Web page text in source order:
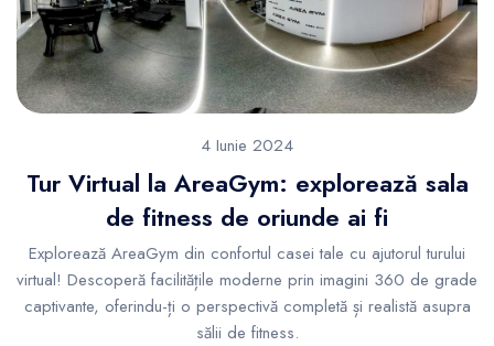
4 Iunie 2024
Tur Virtual la AreaGym: explorează sala
de fitness de oriunde ai fi
Explorează AreaGym din confortul casei tale cu ajutorul turului
virtual! Descoperă facilitățile moderne prin imagini 360 de grade
captivante, oferindu-ți o perspectivă completă și realistă asupra
sălii de fitness.